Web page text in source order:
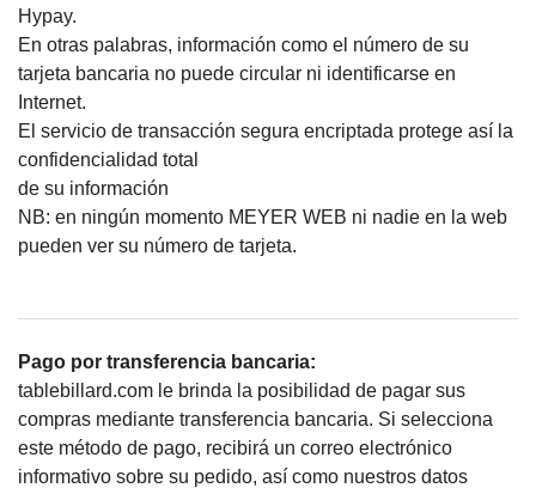
Hypay.
En otras palabras, información como el número de su
tarjeta bancaria no puede circular ni identificarse en
Internet.
El servicio de transacción segura encriptada protege así la
confidencialidad total
de su información
NB: en ningún momento MEYER WEB ni nadie en la web
pueden ver su número de tarjeta.
Pago por transferencia bancaria:
tablebillard.com le brinda la posibilidad de pagar sus
compras mediante transferencia bancaria. Si selecciona
este método de pago, recibirá un correo electrónico
informativo sobre su pedido, así como nuestros datos